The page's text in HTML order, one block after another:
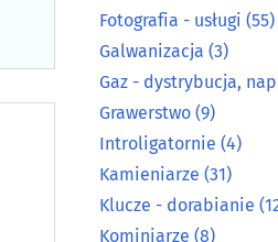
Fotografia - usługi (55)
Galwanizacja (3)
Gaz - dystrybucja,
Grawerstwo (9)
Introligatornie (4)
Kamieniarze (31)
Klucze - dorabianie
Kominiarze (8)